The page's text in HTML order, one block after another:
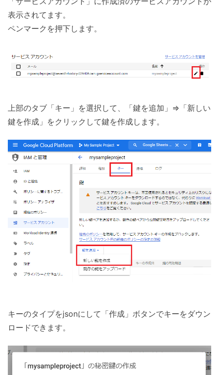
表示されてます。
ペンマークを押下します。
上部のタブ「キー」を選択して、「鍵を追加」=>「新しい
鍵を作成」をクリックして鍵を作成します。
キーのタイプをjsonにして「作成」ボタンでキーをダウン
ロードできます。